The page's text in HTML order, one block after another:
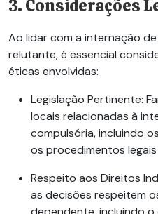
3. Considerações
Ao lidar com a internação
relutante, é essencial
éticas envolvidas:
Legislação Pertinente:
locais relacionadas à
compulsória, incluindo
os procedimentos
Respeito aos Direitos
as decisões respeitem